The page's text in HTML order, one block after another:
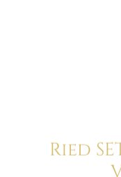
Ried